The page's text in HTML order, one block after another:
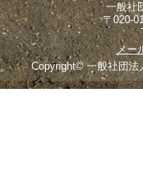
一般社
〒020-
メー
Copyright© 一般社団法